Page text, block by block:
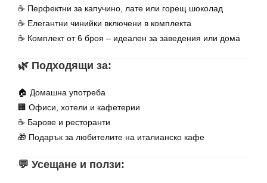
☕ Перфектни за капучино, лате или горещ шоколад
☕ Елегантни чинийки включени в комплекта
☕ Комплект от 6 броя – идеален за заведения или дома
🌿 Подходящи за:
🏠 Домашна употреба
🏢 Офиси, хотели и кафетерии
☕ Барове и ресторанти
🎁 Подарък за любителите на италианско кафе
💬 Усещане и ползи: